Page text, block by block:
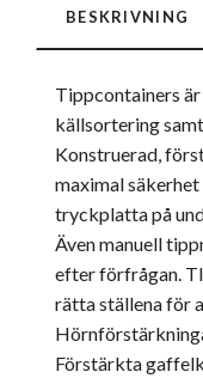
BESKRIVNING
Tippcontainers
källsortering
Konstruerad,
maximal
tryckplatta på
Även manuell
efter förfrågan.
rätta ställena för
Förstärkta